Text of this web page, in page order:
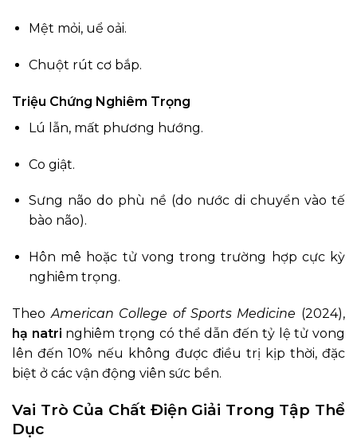
Mệt mỏi, uể oải.
Chuột rút cơ bắp.
Triệu Chứng Nghiêm Trọng
Lú lẫn, mất phương hướng.
Co giật.
Sưng não do phù nề (do nước di chuyển vào tế
bào não).
Hôn mê hoặc tử vong trong trường hợp cực kỳ
nghiêm trọng.
TheoAmerican College of Sports Medicine (2024),
hạ natri nghiêm trọng có thể dẫn đến tỷ lệ tử vong
lên đến 10% nếu không được điều trị kịp thời, đặc
biệt ở các vận động viên sức bền.
Vai Trò Của Chất Điện Giải Trong Tập Thể
Dục